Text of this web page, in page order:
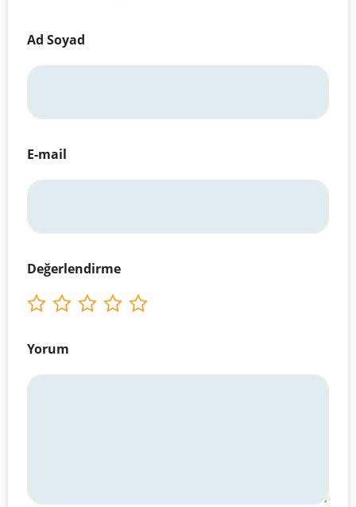
Ad Soyad
E-mail
Değerlendirme
Yorum